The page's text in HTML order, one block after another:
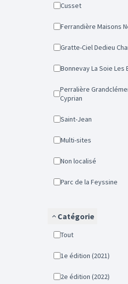
Cusset
Ferrandière Maisons
Gratte-Ciel Dedieu
Bonnevay La Soie
Perralière Grandclément
Cyprian
Saint-Jean
Multi-sites
Non localisé
Parc de la Feyssine
Catégorie
Tout
1e édition (2021)
2e édition (2022)